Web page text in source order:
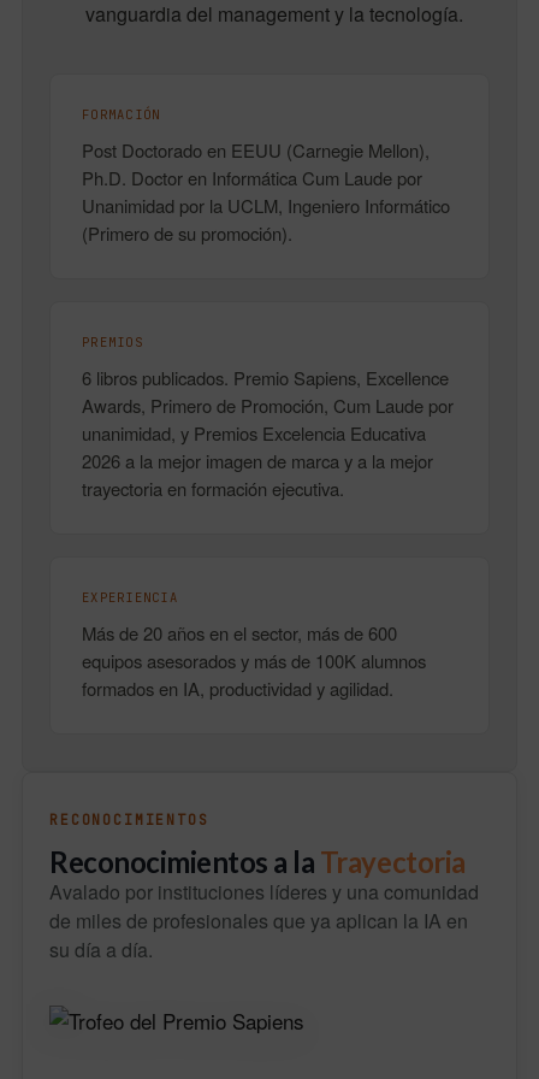
vanguardia del management y la tecnología.
FORMACIÓN
Post Doctorado en EEUU (Carnegie Mellon),
Ph.D. Doctor en Informática Cum Laude por
Unanimidad por la UCLM, Ingeniero Informático
(Primero de su promoción).
PREMIOS
6 libros publicados. Premio Sapiens, Excellence
Awards, Primero de Promoción, Cum Laude por
unanimidad, y Premios Excelencia Educativa
2026 a la mejor imagen de marca y a la mejor
trayectoria en formación ejecutiva.
EXPERIENCIA
Más de 20 años en el sector, más de 600
equipos asesorados y más de 100K alumnos
formados en IA, productividad y agilidad.
RECONOCIMIENTOS
Reconocimientos a la Trayectoria
Avalado por instituciones líderes y una comunidad
de miles de profesionales que ya aplican la IA en
su día a día.